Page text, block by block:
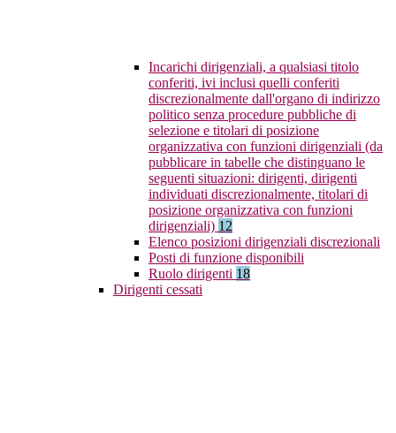
Incarichi dirigenziali, a qualsiasi titolo
conferiti, ivi inclusi quelli conferiti
discrezionalmente dall'organo di indirizzo
politico senza procedure pubbliche di
selezione e titolari di posizione
organizzativa con funzioni dirigenziali (da
pubblicare in tabelle che distinguano le
seguenti situazioni: dirigenti, dirigenti
individuati discrezionalmente, titolari di
posizione organizzativa con funzioni
dirigenziali) 12
Elenco posizioni dirigenziali discrezionali
Posti di funzione disponibili
Ruolo dirigenti 18
Dirigenti cessati